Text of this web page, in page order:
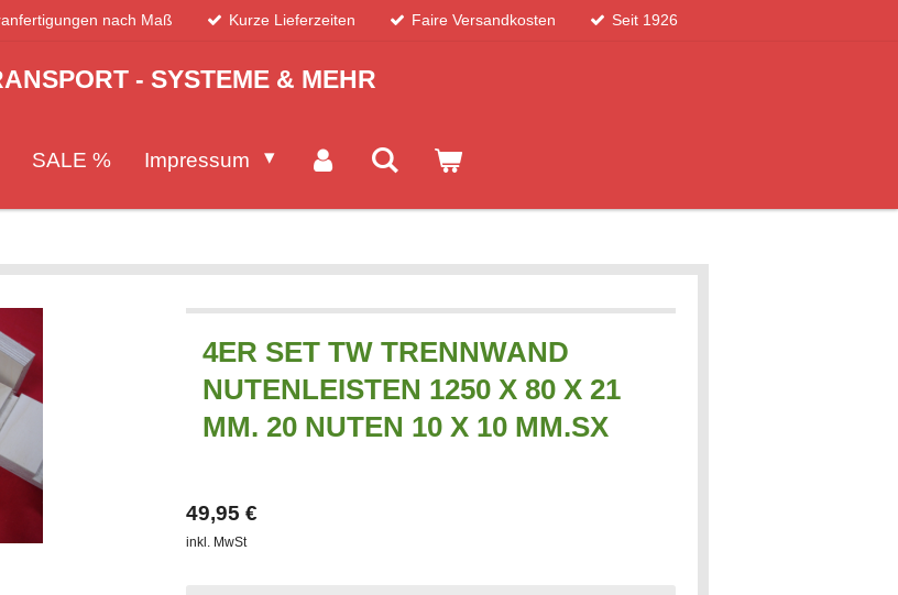
nach Maß Kurze Lieferzeiten Faire Versandkosten Seit 1926
- SYSTEME & MEHR
SALE % Impressum
4ER SET TW TRENNWAND
NUTENLEISTEN 1250 X 80 X 21
MM. 20 NUTEN 10 X 10 MM.SX
49,95 €
inkl. MwSt